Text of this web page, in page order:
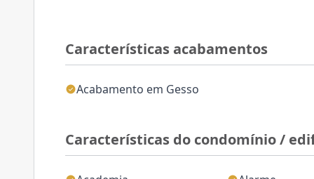
Características acabamentos
Acabamento em Gesso
Características do condomínio /